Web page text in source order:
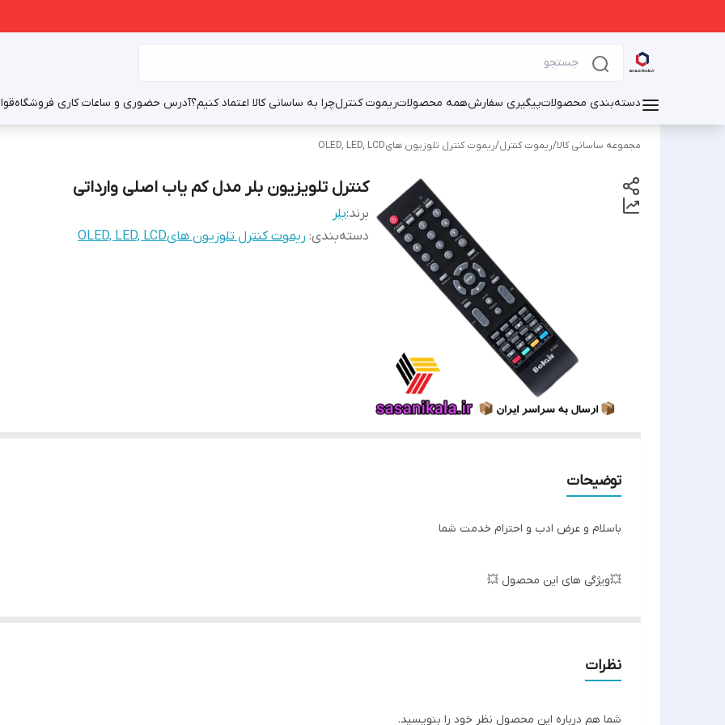
دسته‌بندی محصولاتپیگیری سفارشهمه محصولاتریموت کنترلچرا به ساسانی کالا اعتماد کنیم؟آدرس حضوری و ساعات کاری فروشگاه
مجموعه ساسانی کالا/ریموت کنترل/ریموت کنترل تلوزیون هایOLED, LED, LCD
کنترل تلویزیون بلر مدل کم یاب اصلی وارداتی
برند:بلر
دسته‌بندی: ریموت کنترل تلوزیون هایOLED, LED, LCD
توضیحات
باسلام و عرض ادب و احترام خدمت شما
💥ویژگی های این محصول 💥
نظرات
شما هم درباره این محصول نظر خود را بنویسید.